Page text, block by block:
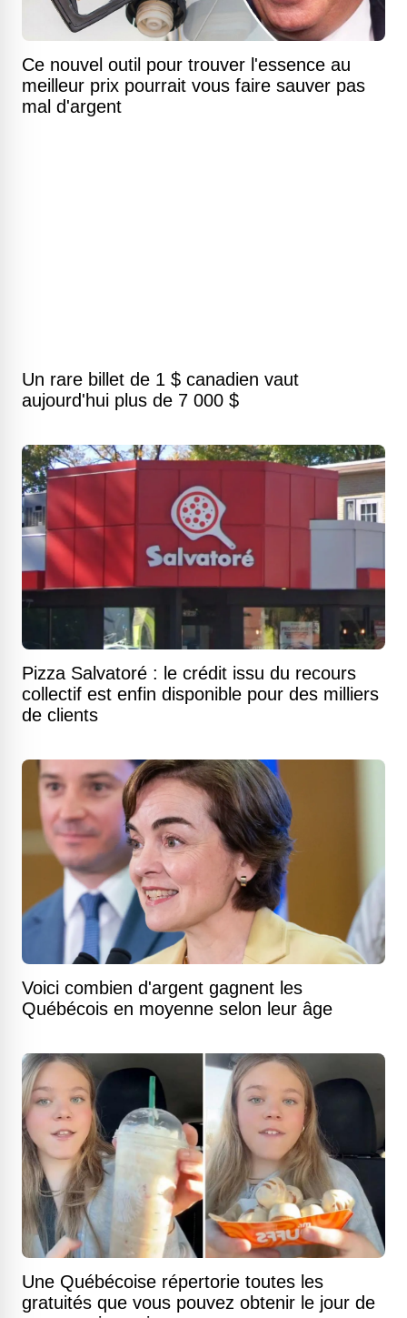
Ce nouvel outil pour trouver l'essence au
meilleur prix pourrait vous faire sauver pas
mal d'argent
Un rare billet de 1 $ canadien vaut
aujourd'hui plus de 7 000 $
Pizza Salvatoré : le crédit issu du recours
collectif est enfin disponible pour des milliers
de clients
Voici combien d'argent gagnent les
Québécois en moyenne selon leur âge
Une Québécoise répertorie toutes les
gratuités que vous pouvez obtenir le jour de